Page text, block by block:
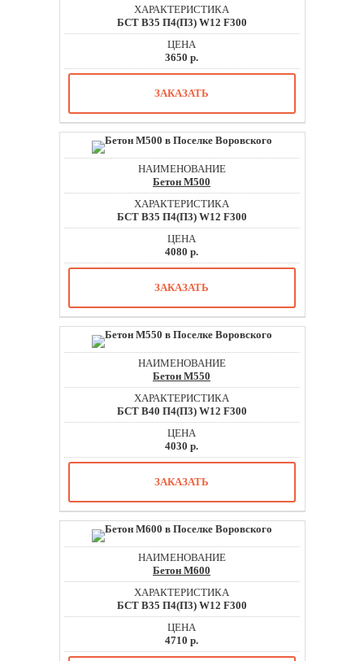
БСТ В35 П4(П3) W12 F300
3650 р.
ЗАКАЗАТЬ
Бетон М500
БСТ В35 П4(П3) W12 F300
4080 р.
ЗАКАЗАТЬ
Бетон М550
БСТ В40 П4(П3) W12 F300
4030 р.
ЗАКАЗАТЬ
Бетон М600
БСТ В35 П4(П3) W12 F300
4710 р.